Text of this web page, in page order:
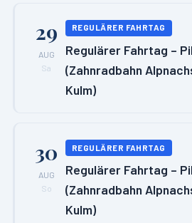
29
AUG
Sa
REGULÄRER FAHRTAG
Regulärer Fahrtag –
(Zahnradbahn
Kulm)
30
AUG
So
REGULÄRER FAHRTAG
Regulärer Fahrtag –
(Zahnradbahn
Kulm)